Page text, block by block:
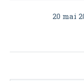
20 mai